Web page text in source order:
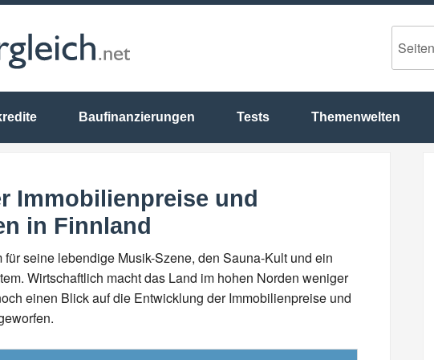
Baufinanzierungen Tests Themenwelten
Immobilienpreise und
in Finnland
seine lebendige Musik-Szene, den Sauna-Kult und ein
Wirtschaftlich macht das Land im hohen Norden weniger
einen Blick auf die Entwicklung der Immobilienpreise und